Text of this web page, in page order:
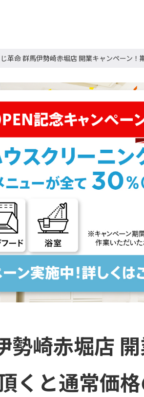
革命 群馬伊勢崎赤堀店 開業キャンペーン！
勢崎赤堀店
くと通常価